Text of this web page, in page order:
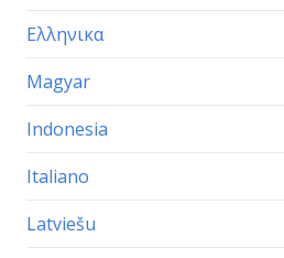
Ελληνικα
Magyar
Indonesia
Italiano
Latviešu